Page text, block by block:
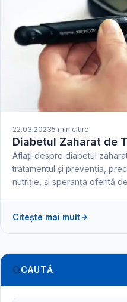
22.03.20235 min citire
Diabetul Zaharat de
Aflați despre diabetul
tratamentul și prevenția,
nutriție, și speranța oferită
Citește mai mult
CAUTĂ